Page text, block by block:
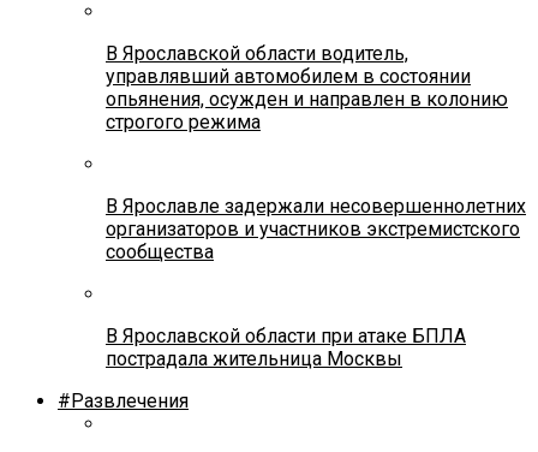
В Ярославской области водитель,
управлявший автомобилем в состоянии
опьянения, осужден и направлен в колонию
строгого режима
В Ярославле задержали несовершеннолетних
организаторов и участников экстремистского
сообщества
В Ярославской области при атаке БПЛА
пострадала жительница Москвы
#Развлечения